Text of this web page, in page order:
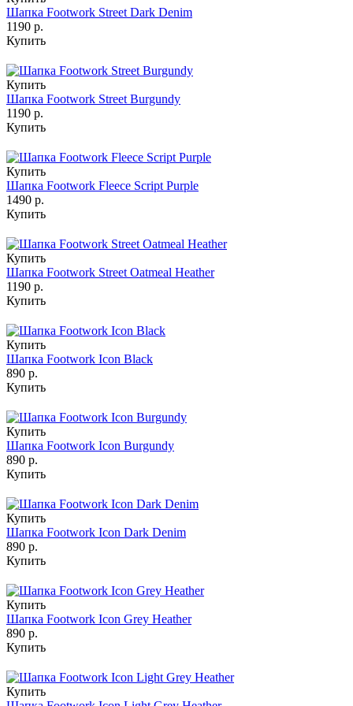
Шапка Footwork Street Dark Denim
1190 р.
Купить
Купить
Шапка Footwork Street Burgundy
1190 р.
Купить
Купить
Шапка Footwork Fleece Script Purple
1490 р.
Купить
Купить
Шапка Footwork Street Oatmeal Heather
1190 р.
Купить
Купить
Шапка Footwork Icon Black
890 р.
Купить
Купить
Шапка Footwork Icon Burgundy
890 р.
Купить
Купить
Шапка Footwork Icon Dark Denim
890 р.
Купить
Купить
Шапка Footwork Icon Grey Heather
890 р.
Купить
Купить